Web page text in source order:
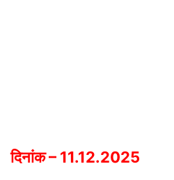
दिनांक – 11.12.2025